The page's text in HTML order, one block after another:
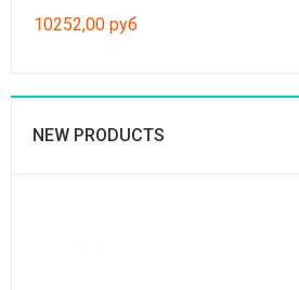
10252,00 руб
NEW PRODUCTS